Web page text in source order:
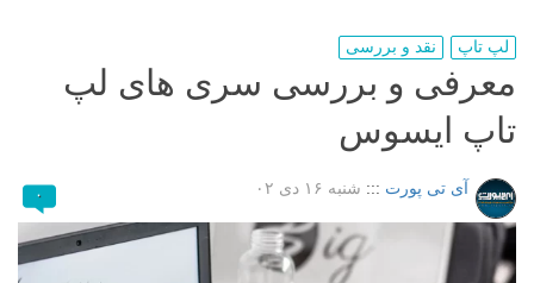
لپ تاپ نقد و بررسی
معرفی و بررسی سری های لپ
تاپ ایسوس
آی تی پورت ::: شنبه ۱۶ دی ۰۲ ۰